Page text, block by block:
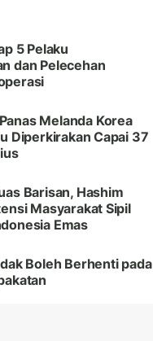
5 Pelaku
dan Pelecehan
Melanda Korea
Diperkirakan Capai 37
Barisan, Hashim
Masyarakat Sipil
Emas
Boleh Berhenti pada